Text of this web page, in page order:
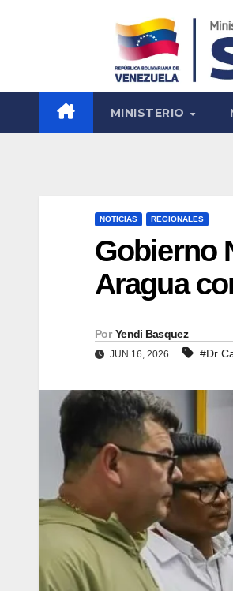
MINISTERIO
NOTICIAS REGIONALES
Gobierno
Aragua
Por Yendi Basquez
JUN 16, 2026 #Dr